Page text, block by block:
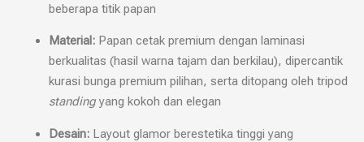
beberapa titik papan
Material: Papan cetak premium dengan laminasi
berkualitas (hasil warna tajam dan berkilau), dipercantik
kurasi bunga premium pilihan, serta ditopang oleh tripod
standingyang kokoh dan elegan
Desain: Layout glamor berestetika tinggi yang